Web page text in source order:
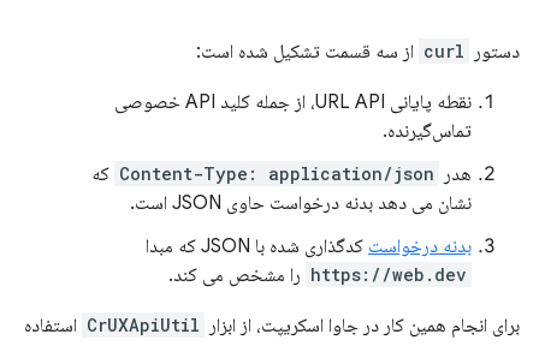
دستور curl از سه قسمت تشکیل شده است:
نقطه پایانی URL API، از جمله کلید API خصوصی
تماس‌گیرنده.
هدر
Content-Type: application/json که
نشان می دهد بدنه درخواست حاوی JSON است.
بدنه درخواست کدگذاری شده با JSON که مبدا
https://web.dev را مشخص می کند.
برای انجام همین کار در جاوا اسکریپت، از ابزار CrUXApiUtil استفاده